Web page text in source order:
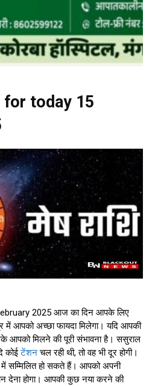
today 15
2025 आज का दिन आपके लिए
में आपको अच्छा फायदा मिलेगा। यदि आपकी
आपको मिलने की पूरी संभावना है। ससुराल
कोईटेंशनचल रही थी, तो वह भी दूर होगी।
सम्मिलित हो सकते हैं। आपको अपनी
देना होगा। आपकी कुछ नया करने की